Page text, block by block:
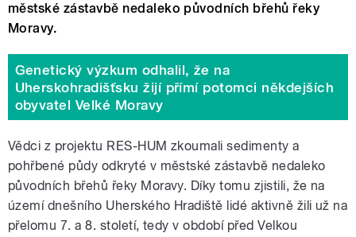
městské zástavbě nedaleko původních břehů řeky
Moravy.
Genetický výzkum odhalil, že na
Uherskohradišťsku žijí přímí potomci někdejších
obyvatel Velké Moravy
Vědci z projektu RES-HUM zkoumali sedimenty a
pohřbené půdy odkryté v městské zástavbě nedaleko
původních břehů řeky Moravy. Díky tomu zjistili, že na
území dnešního Uherského Hradiště lidé aktivně žili už na
přelomu 7. a 8. století, tedy v období před Velkou